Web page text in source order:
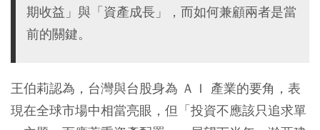
期收益」與「資產成長」，而如何兼顧兩者是當
前的關鍵。
王伯莉認為，台灣與台股身為 ＡＩ 產業的要角，表
現在全球市場中相當亮眼，但「投資不應該只追求單